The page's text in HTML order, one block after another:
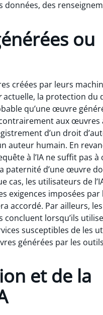
données, des
ou
créées par leurs
actuelle, la protection du
qu’une œuvre
aux œuvres
d’un droit
auteur humain. En
à l’IA ne suffit pas à
paternité d’une œuvre
cas, les utilisateurs de
exigences imposées par
accordé. Par ailleurs,
concluent lorsqu’ils
susceptibles de les
générées par les
et de la